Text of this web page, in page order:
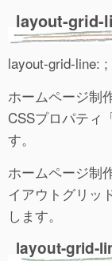
layout-grid-
layout-grid-line: ;
ホームページ制
CSSプロパティ
す。
ホームページ制
イアウトグリッ
します。
layout-grid-